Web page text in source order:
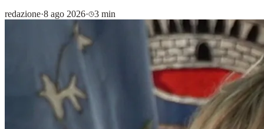
redazione·8 ago 2026· 3 min